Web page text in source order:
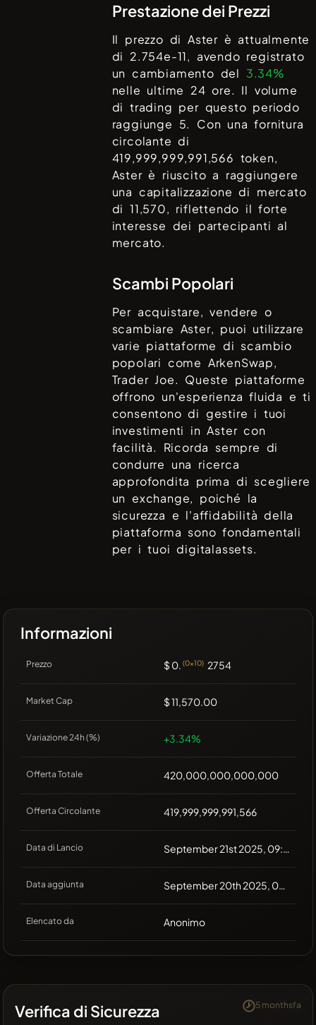
Prestazione dei Prezzi
Il prezzo diAster è attualmente
di 2.754e-11, avendo registrato
un cambiamento del 3.34%
nelle ultime 24 ore. Il volume
di trading per questo periodo
raggiunge 5. Con una fornitura
circolante di
419,999,999,991,566 token,
Asterè riuscito a raggiungere
una capitalizzazione di mercato
di11,570, riflettendo il forte
interesse dei partecipanti al
mercato.
Scambi Popolari
Per acquistare, vendere o
scambiare Aster, puoi utilizzare
varie piattaforme di scambio
popolari come ArkenSwap,
Trader Joe. Queste piattaforme
offrono un'esperienza fluida e ti
consentono di gestire i tuoi
investimenti inAstercon
facilità. Ricorda sempre di
condurre una ricerca
approfondita prima di scegliere
un exchange, poiché la
sicurezza e l'affidabilità della
piattaforma sono fondamentali
per i tuoi digitalassets.
Informazioni
Prezzo $ 0. (0x10) 2754
Market Cap $ 11,570.00
Variazione 24h (%) +3.34%
Offerta Totale 420,000,000,000,000
Offerta Circolante 419,999,999,991,566
Data di Lancio September 21st 2025, 09:09
Data aggiunta September 20th 2025, 08:15
Elencato da Anonimo
Verifica di Sicurezza 5 monthsfa